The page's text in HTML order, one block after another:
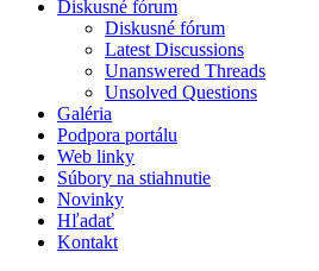
Diskusné fórum
Diskusné fórum
Latest Discussions
Unanswered Threads
Unsolved Questions
Galéria
Podpora portálu
Web linky
Súbory na stiahnutie
Novinky
Hľadať
Kontakt